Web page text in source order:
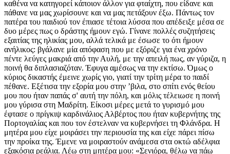
καθένα να κατηγορεί κάποιον άλλον για φταίχτη, που είδανε και
πάθανε να μας χωρίσουνε και να μας πετάξουν έξω. Πάντως τον
πατέρα του παιδιού τον έπιασε τέτοια λύσσα που απέδειξε μέσα σε
δυο μέρες πως ο δράστης ήμουν εγώ. Γίνανε πολλές συζητήσεις
εξαιτίας της ηλικίας μου, αλλά τελικά με έσωσε το ότι ήμουν
ανήλικος: βγάλανε μία απόφαση που με εξόριζε για ένα χρόνο
πέντε λεύγες μακριά από την Αυλή, με την απειλή πως, αν γύριζα, η
ποινή θα διπλασιαζόταν. Έφυγα αμέσως να την εκτίσω. Όμως ο
κύριος δικαστής έμεινε χωρίς γιο, γιατί την τρίτη μέρα το παιδί
πέθανε. Εξέτισα την εξορία μου στην ʼβιλα, στο σπίτι ενός θείου
μου που ήταν παπάς σ' αυτή την πόλη, και μόλις τέλειωσε η ποινή
μου γύρισα στη Μαδρίτη. Είκοσι μέρες μετά το γυρισμό μου
έφτασε ο πρίγκιψ καρδινάλιος Αλβέρτος που ήταν κυβερνήτης της
Πορτογαλίας και που τον έστελναν να κυβερνήσει τη Φλάνδρα. Η
μητέρα μου είχε μοιράσει την περιουσία της και είχε πάρει πίσω
την προίκα της. Έμενε να μοιραστούν ανάμεσα στα οκτώ αδέλφια
εξακόσια ρεάλια. Λέω στη μητέρα μου: «Σενιόρα, θέλω να πάω